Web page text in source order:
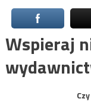
Wspieraj